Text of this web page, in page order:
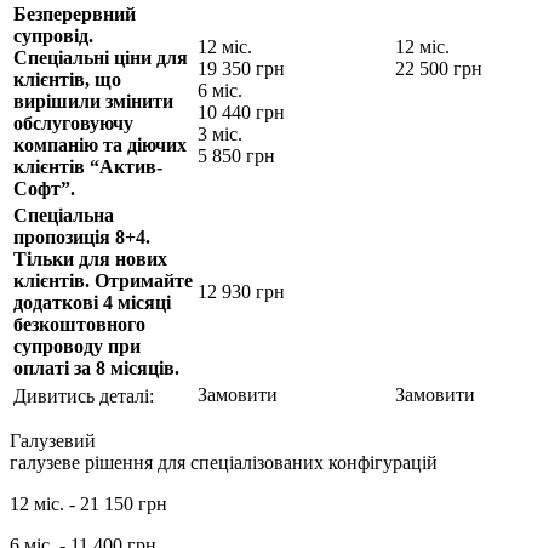
Безперервний
супровід.
Спеціальні ціни для
клієнтів, що
вирішили змінити
обслуговуючу
компанію та діючих
клієнтів “Актив-
Софт”.
12 міс.
19 350 грн
6 міс.
10 440 грн
3 міс.
5 850 грн
12 міс.
22 500 грн
Спеціальна
пропозиція 8+4.
Тільки для нових
клієнтів. Отримайте
додаткові 4 місяці
безкоштовного
супроводу при
оплаті за 8 місяців.
12 930 грн
Дивитись деталі: Замовити Замовити
Галузевий
галузеве рішення для спеціалізованих конфігурацій
12 міс. - 21 150 грн